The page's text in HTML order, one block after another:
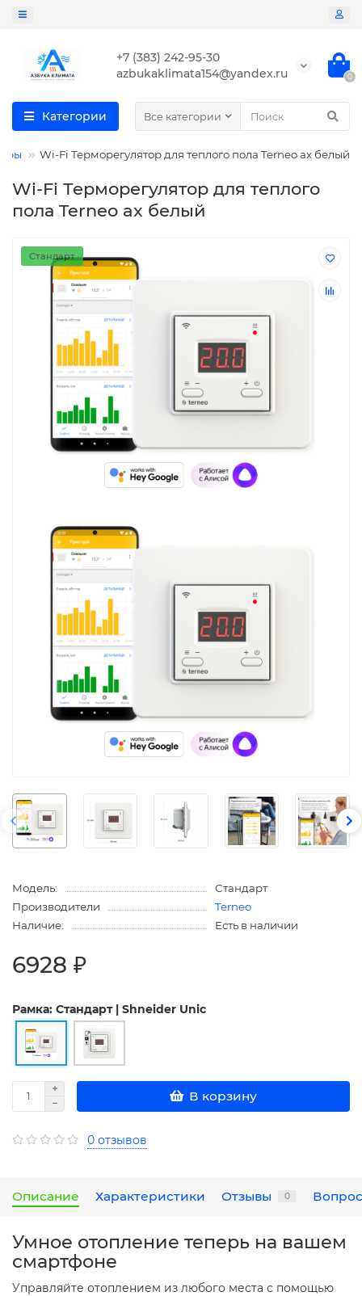
+7 (383) 242-95-30
azbukaklimata154@yandex.ru
0
Категории Все категории
Wi-Fi Терморегулятор для теплого пола Terneo ax белый
Wi-Fi Терморегулятор для теплого
пола Terneo ax белый
Стандарт
Модель:
Стандарт
Производители
Terneo
Наличие:
Есть в наличии
6928 ₽
Рамка: Стандарт | Shneider Unic
В корзину
0 отзывов
Описание Характеристики Отзывы 0
Умное отопление теперь на вашем
смартфоне
Управляйте отоплением из любого места с помощью